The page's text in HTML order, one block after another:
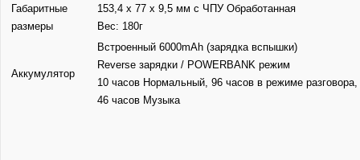
Габаритные
размеры
153,4 х 77 х 9,5 мм с ЧПУ Обработанная
Вес: 180г
Аккумулятор
Встроенный 6000mAh (зарядка вспышки)
Reverse зарядки / POWERBANK режим
10 часов Нормальный, 96 часов в режиме
46 часов Музыка